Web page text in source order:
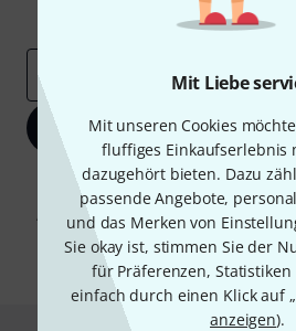
Mit Liebe
Mit unseren Cookies
fluffiges Einkaufserlebnis
dazugehört bieten. Dazu
passende Angebote,
und das Merken von
Sie okay ist, stimmen Sie der
für Präferenzen,
einfach durch einen Klick auf
anzeigen).
Inspirierende Beiträge
Deals
Jetzt
Mit Klick auf „Jetzt anmelden“ stimmen
Werbung und einer Messung des E-Mail-
Abmeldung ist jederzeit möglich. Weitere
unseren
* Pflichtfeld